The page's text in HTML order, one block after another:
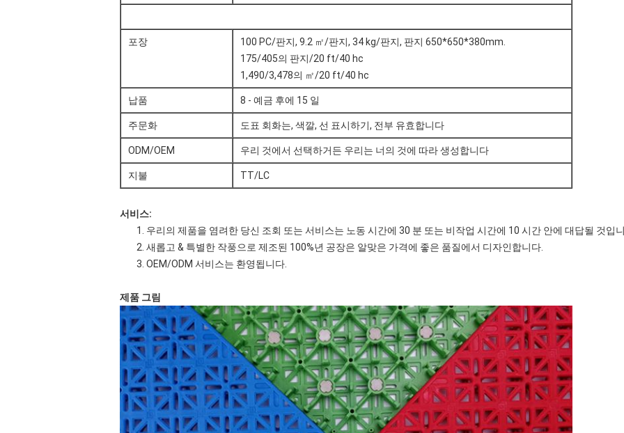
포장
100 PC/판지, 9.2 ㎡/판지, 34 kg/판지, 판지 650*650*380mm.
175/405의 판지/20 ft/40 hc
1,490/3,478의 ㎡/20 ft/40 hc
납품 8 - 예금 후에 15 일
주문화 도표 회화는, 색깔, 선 표시하기, 전부 유효합니다
ODM/OEM 우리 것에서 선택하거든 우리는 너의 것에 따라 생성합니다
지불 TT/LC
서비스:
1. 우리의 제품을 염려한 당신 조회 또는 서비스는 노동 시간에 30 분 또는 비작업 시간에 10 시간 안에 대답될 것입
2. 새롭고 & 특별한 작풍으로 제조된 100%년 공장은 알맞은 가격에 좋은 품질에서 디자인합니다.
3. OEM/ODM 서비스는 환영됩니다.
제품 그림